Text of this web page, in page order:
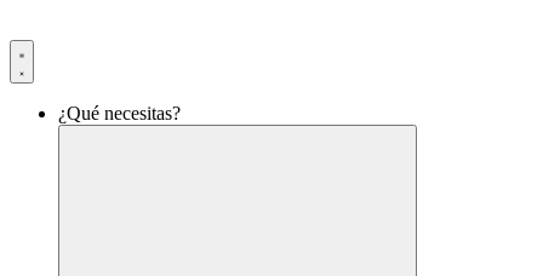
¿Qué necesitas?